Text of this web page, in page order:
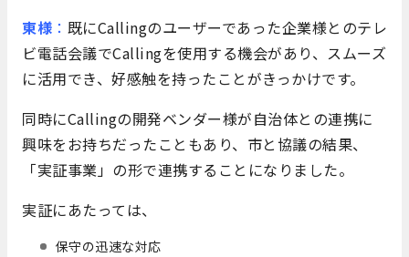
東様 ： 既にCallingのユーザーであった企業様とのテレ
ビ電話会議でCallingを使用する機会があり、スムーズ
に活用でき、好感触を持ったことがきっかけです。
同時にCallingの開発ベンダー様が自治体との連携に
興味をお持ちだったこともあり、市と協議の結果、
「実証事業」の形で連携することになりました。
実証にあたっては、
保守の迅速な対応